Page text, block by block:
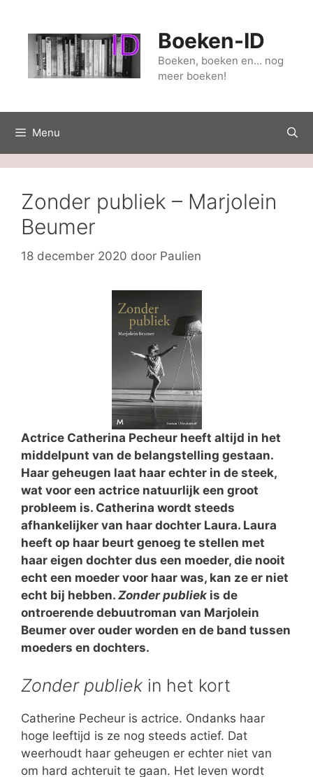
inhoud
Boeken-ID
Boeken, boeken en… nog
meer boeken!
Menu
Zonder publiek – Marjolein
Beumer
18 december 2020 door Paulien
Actrice Catherina Pecheur heeft altijd in het
middelpunt van de belangstelling gestaan.
Haar geheugen laat haar echter in de steek,
wat voor een actrice natuurlijk een groot
probleem is. Catherina wordt steeds
afhankelijker van haar dochter Laura. Laura
heeft op haar beurt genoeg te stellen met
haar eigen dochter dus een moeder, die nooit
echt een moeder voor haar was, kan ze er niet
echt bij hebben. Zonder publiek is de
ontroerende debuutroman van Marjolein
Beumer over ouder worden en de band tussen
moeders en dochters.
Zonder publiek in het kort
Catherine Pecheur is actrice. Ondanks haar
hoge leeftijd is ze nog steeds actief. Dat
weerhoudt haar geheugen er echter niet van
om hard achteruit te gaan. Het leven wordt